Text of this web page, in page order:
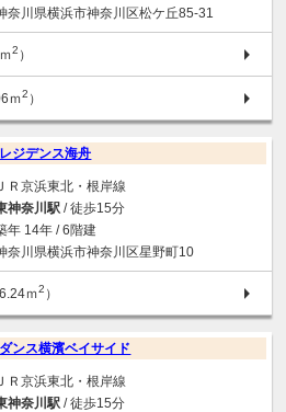
奈川県横浜市神奈川区松ケ丘85-31
2 ）
ｍ2 ）
ジデンス海舟
ＪＲ京浜東北・根岸線
神奈川駅/ 徒歩15分
年 14年 / 6階建
奈川県横浜市神奈川区星野町10
ｍ2 ）
ンス横濱ベイサイド
ＪＲ京浜東北・根岸線
神奈川駅/ 徒歩15分